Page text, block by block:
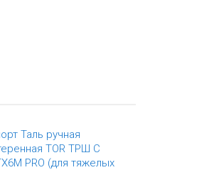
Таль ручная
TOR ТРШ C
PRO (для тяжелых